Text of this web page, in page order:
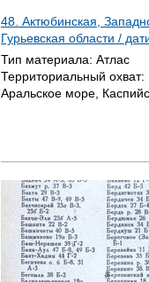
48. Актюбинская,
Гурьевская области /
Тип материала: Атлас
Территориальный охват:
Аральское море,